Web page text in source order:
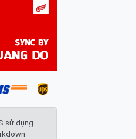
sử dụng